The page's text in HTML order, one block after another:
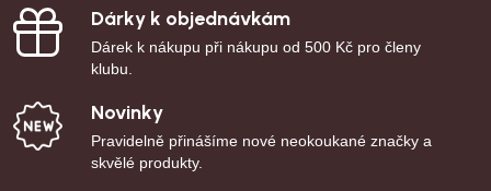
Dárky k objednávkám
Dárek k nákupu při nákupu od 500 Kč pro členy
klubu.
Novinky
Pravidelně přinášíme nové neokoukané značky a
skvělé produkty.